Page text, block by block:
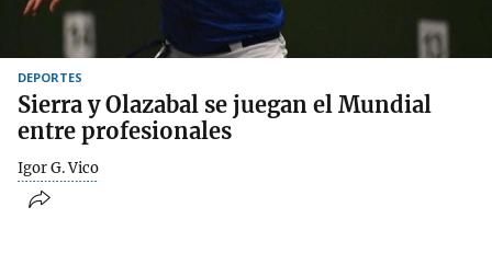
DEPORTES
Sierra y Olazabal se juegan el Mundial
entre profesionales
Igor G. Vico